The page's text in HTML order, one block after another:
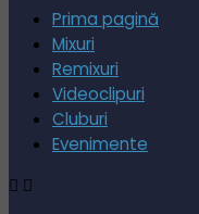
Prima pagină
Mixuri
Remixuri
Videoclipuri
Cluburi
Evenimente